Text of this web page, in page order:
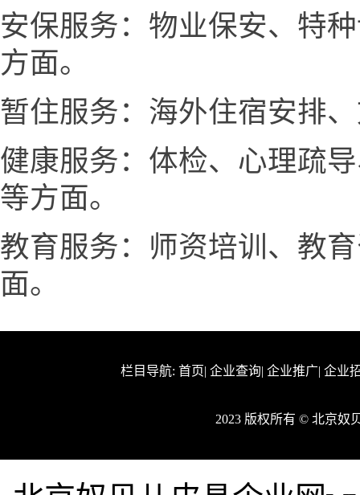
安保服务：物业保安、特
方面。
暂住服务：海外住宿安排
健康服务：体检、心理疏
等方面。
教育服务：师资培训、教
面。
栏目导航: 首页| 企业查询| 企业推广| 企业
2023 版权所有 © 北京奴